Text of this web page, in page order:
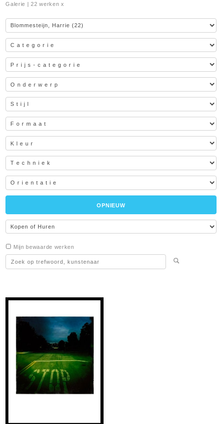
Galerie | 22 werken x
Mijn bewaarde werken